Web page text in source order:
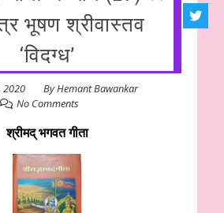
भूषण श्रीवास्तव
‘विदग्ध’
2020 ByHemant Bawankar
No Comments
श्रीमद् भगवत गीता